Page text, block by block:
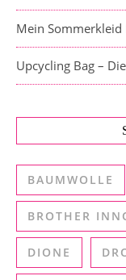
Mein Sommerkleid
Upcycling Bag –
BAUMWOLLE
BROTHER
DIONE